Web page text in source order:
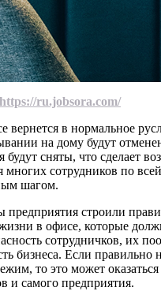
https://ru.jobsora.com/
вернется в нормальное
на дому будут
будут сняты, что сделает
многих сотрудников по
шагом.
предприятия строили
в офисе, которые
сотрудничков, их
бизнеса. Если правильно
то это может
и самого предприятия.